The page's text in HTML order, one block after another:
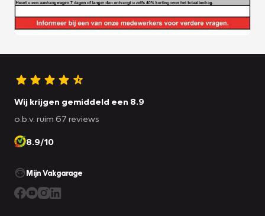
Wij krijgen gemiddeld een 8.9
o.b.v. ruim 67 reviews
8.9/10
Mijn Vakgarage